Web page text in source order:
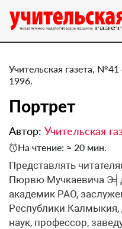
Учительская газета, №41
1996.
Портрет
Автор: Учительская
На чтение: ≈ 20 мин.
Представлять
Пюрвю Мучкаевича
академик РАО,
Республики Калмыкия,
наук, профессор,